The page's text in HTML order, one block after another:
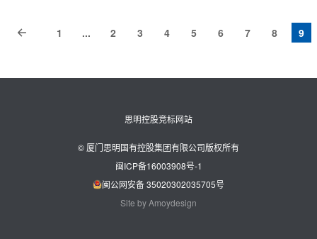
1 ... 2 3 4 5 6 7 8 9
思明控股竞标网站
© 厦门思明国有控股集团有限公司版权所有
闽ICP备16003908号-1
闽公网安备 35020302035705号
Site by Amoydesign